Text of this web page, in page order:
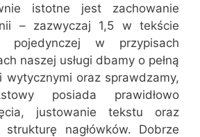
istotne jest zachowanie
– zazwyczaj 1,5 w tekście
pojedynczej w przypisach
naszej usługi dbamy o pełną
wytycznymi oraz sprawdzamy,
posiada prawidłowo
justowanie tekstu oraz
strukturę nagłówków. Dobrze